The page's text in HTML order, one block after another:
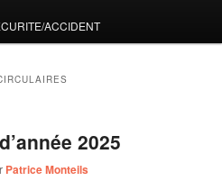
ACCIDENT
2025
Patrice Monteils